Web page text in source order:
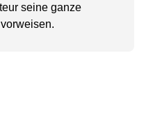
seine ganze